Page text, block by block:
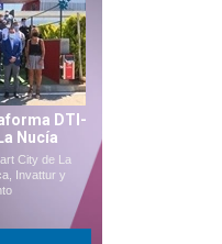
DTI-
Nucía
City de La
Invattur y